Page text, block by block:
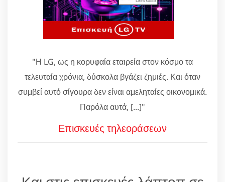
"Η LG, ως η κορυφαία εταιρεία στον κόσμο τα
τελευταία χρόνια, δύσκολα βγάζει ζημιές. Και όταν
συμβεί αυτό σίγουρα δεν είναι αμεληταίες οικονομικά.
Παρόλα αυτά, [...]"
Επισκευές τηλεοράσεων